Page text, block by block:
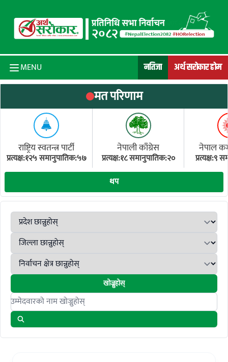
MENU नतिजा अर्थ सरोकार होम
मत परिणाम
राष्ट्रिय स्वतन्त्र पार्टी
प्रत्यक्ष:१२५ समानुपातिक:५७
नेपाली काँग्रेस
प्रत्यक्ष:१८ समानुपातिक:२०
नेपाल
प्रत्यक्ष:९
थप
खोज्नुहोस्
Search candidates